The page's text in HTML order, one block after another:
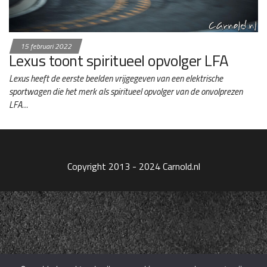
15 februari 2022
Lexus toont spiritueel opvolger LFA
Lexus heeft de eerste beelden vrijgegeven van een elektrische
sportwagen die het merk als spiritueel opvolger van de onvolprezen
LFA…
Copyright 2013 - 2024 Carnold.nl